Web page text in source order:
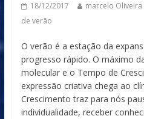
18/12/2017 marcelo Oliveira
de verão
O verão é a estação da
progresso rápido. O máximo
molecular e o Tempo de
expressão criativa chega ao
Crescimento traz para nós
individualidade, receber